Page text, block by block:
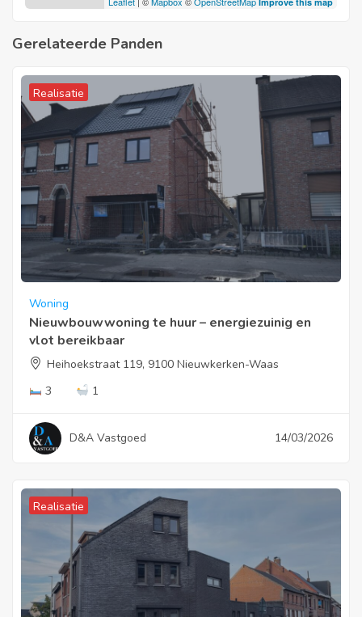
Gerelateerde Panden
Realisatie
Woning
Nieuwbouwwoning te huur – energiezuinig en
vlot bereikbaar
Heihoekstraat 119, 9100 Nieuwkerken-Waas
3
1
D&A Vastgoed 14/03/2026
Realisatie